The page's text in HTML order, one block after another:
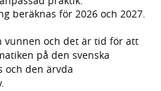
beräknas för 2026 och 2027.
vunnen och det är tid för att
på den svenska
och den ärvda